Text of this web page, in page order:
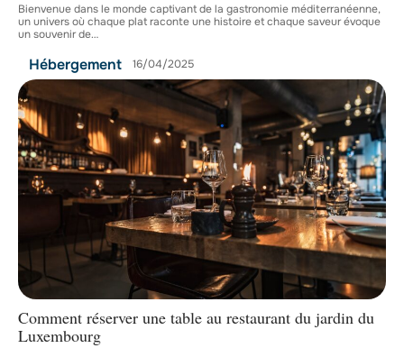
Bienvenue dans le monde captivant de la gastronomie méditerranéenne,
un univers où chaque plat raconte une histoire et chaque saveur évoque
un souvenir de…
Hébergement 16/04/2025
Comment réserver une table au restaurant du jardin du
Luxembourg